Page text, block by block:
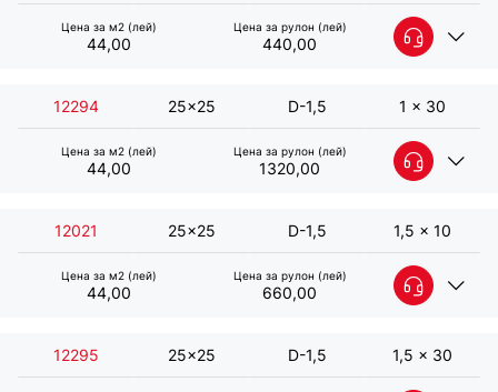
Сетка сварная оцинкованная 25х25 D-
Общие характеристики:
Размер сетки (м) - 1 x 5
Сетка сварная оцинкованная 25х25 D-
Цена за м2 (лей)
44,00
Цена за рулон (лей)
440,00
12294 25x25 D-1,5 1 x 30
Цена за м2 (лей)
44,00
Цена за рулон (лей)
1320,00
12021 25x25 D-1,5 1,5 x 10
Цена за м2 (лей)
44,00
Цена за рулон (лей)
660,00
12295 25x25 D-1,5 1,5 x 30